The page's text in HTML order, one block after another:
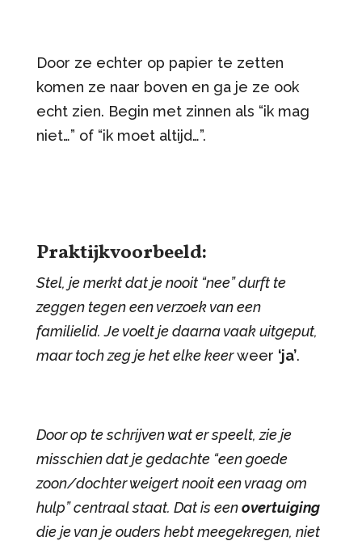
Door ze echter op papier te zetten
komen ze naar boven en ga je ze ook
echt zien. Begin met zinnen als “ik mag
niet…” of “ik moet altijd…”.
Praktijkvoorbeeld:
Stel, je merkt dat je nooit “nee” durft te
zeggen tegen een verzoek van een
familielid. Je voelt je daarna vaak uitgeput,
maar toch zeg je het elke keerweer ‘ja’.
Door op te schrijven wat er speelt, zie je
misschien dat je gedachte “een goede
zoon/dochter weigert nooit een vraag om
hulp” centraal staat. Dat is eenovertuiging
die je van je ouders hebt meegekregen, niet